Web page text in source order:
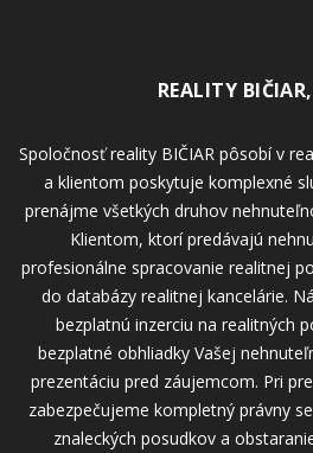
REALITY
Spoločnosť reality BIČIAR pôsobí v
a klientom poskytuje komplexné
prenájme všetkých druhov
Klientom, ktorí predávajú
profesionálne spracovanie realitnej
do databázy realitnej kancelárie.
bezplatnú inzerciu na realitných
bezplatné obhliadky Vašej
prezentáciu pred záujemcom. Pri
zabezpečujeme kompletný právny
znaleckých posudkov a